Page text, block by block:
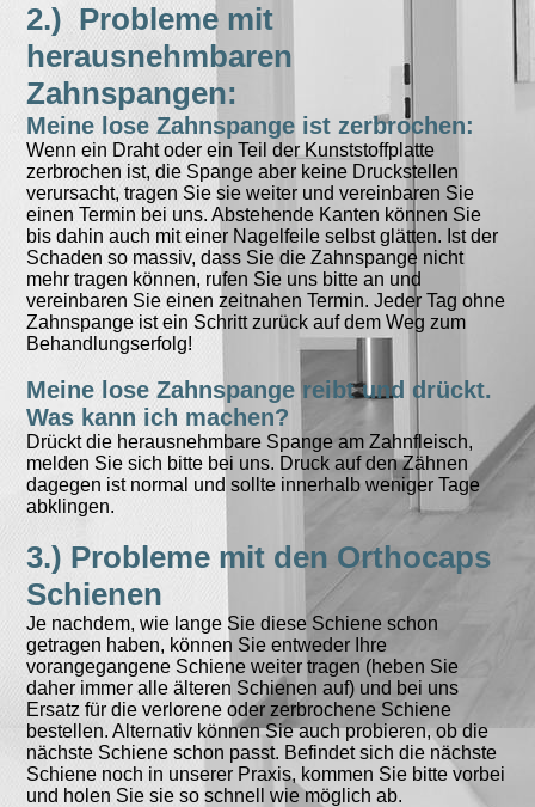
2.) Probleme mit
herausnehmbaren
Zahnspangen:
Meine lose Zahnspange ist zerbrochen:
Wenn ein Draht oder ein Teil der Kunststoffplatte
zerbrochen ist, die Spange aber keine Druckstellen
verursacht, tragen Sie sie weiter und vereinbaren Sie
einen Termin bei uns. Abstehende Kanten können Sie
bis dahin auch mit einer Nagelfeile selbst glätten. Ist der
Schaden so massiv, dass Sie die Zahnspange nicht
mehr tragen können, rufen Sie uns bitte an und
vereinbaren Sie einen zeitnahen Termin. Jeder Tag ohne
Zahnspange ist ein Schritt zurück auf dem Weg zum
Behandlungserfolg!
Meine lose Zahnspange reibt und drückt.
Was kann ich machen?
Drückt die herausnehmbare Spange am Zahnfleisch,
melden Sie sich bitte bei uns. Druck auf den Zähnen
dagegen ist normal und sollte innerhalb weniger Tage
abklingen.
3.) Probleme mit den Orthocaps
Schienen
Je nachdem, wie lange Sie diese Schiene schon
getragen haben, können Sie entweder Ihre
vorangegangene Schiene weiter tragen (heben Sie
daher immer alle älteren Schienen auf) und bei uns
Ersatz für die verlorene oder zerbrochene Schiene
bestellen. Alternativ können Sie auch probieren, ob die
nächste Schiene schon passt. Befindet sich die nächste
Schiene noch in unserer Praxis, kommen Sie bitte vorbei
und holen Sie sie so schnell wie möglich ab.